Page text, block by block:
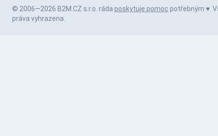
© 2006—2026 B2M.CZ s.r.o. ráda poskytuje pomoc potřebným ♥️.
práva vyhrazena.